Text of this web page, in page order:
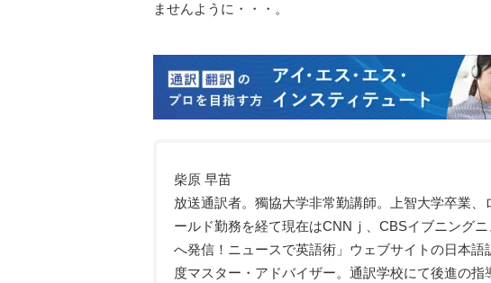
ませんように・・・。
柴原 早苗
放送通訳者。獨協大学非常勤講師。上智大学卒業
ールド勤務を経て現在はCNNｊ、CBSイブニング
へ発信！ニュースで英語術」ウェブサイトの日本
度マスター・アドバイザー。通訳学校にて後進の